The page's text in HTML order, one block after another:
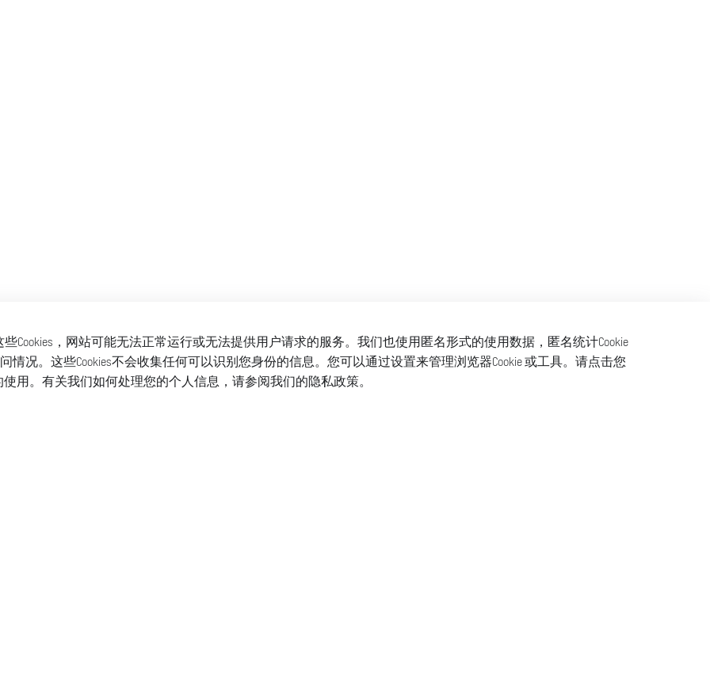
Cookies，网站可能无法正常运行或无法提供用户请求的服务。我们也使用匿名形式的使用数据，匿名统计Cookie
况。这些Cookies不会收集任何可以识别您身份的信息。您可以通过设置来管理浏览器Cookie 或工具。请点击您
使用。有关我们如何处理您的个人信息，请参阅我们的隐私政策。